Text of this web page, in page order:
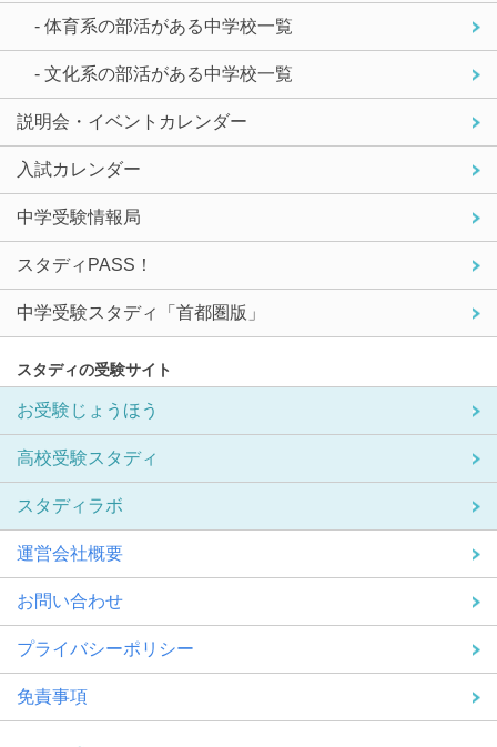
- 体育系の部活がある中学校一覧
- 文化系の部活がある中学校一覧
説明会・イベントカレンダー
入試カレンダー
中学受験情報局
スタディPASS！
中学受験スタディ「首都圏版」
スタディの受験サイト
お受験じょうほう
高校受験スタディ
スタディラボ
運営会社概要
お問い合わせ
プライバシーポリシー
免責事項